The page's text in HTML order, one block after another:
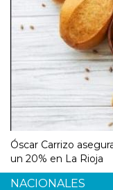
Óscar Carrizo
un 20% en La Rioja
NACIONALES